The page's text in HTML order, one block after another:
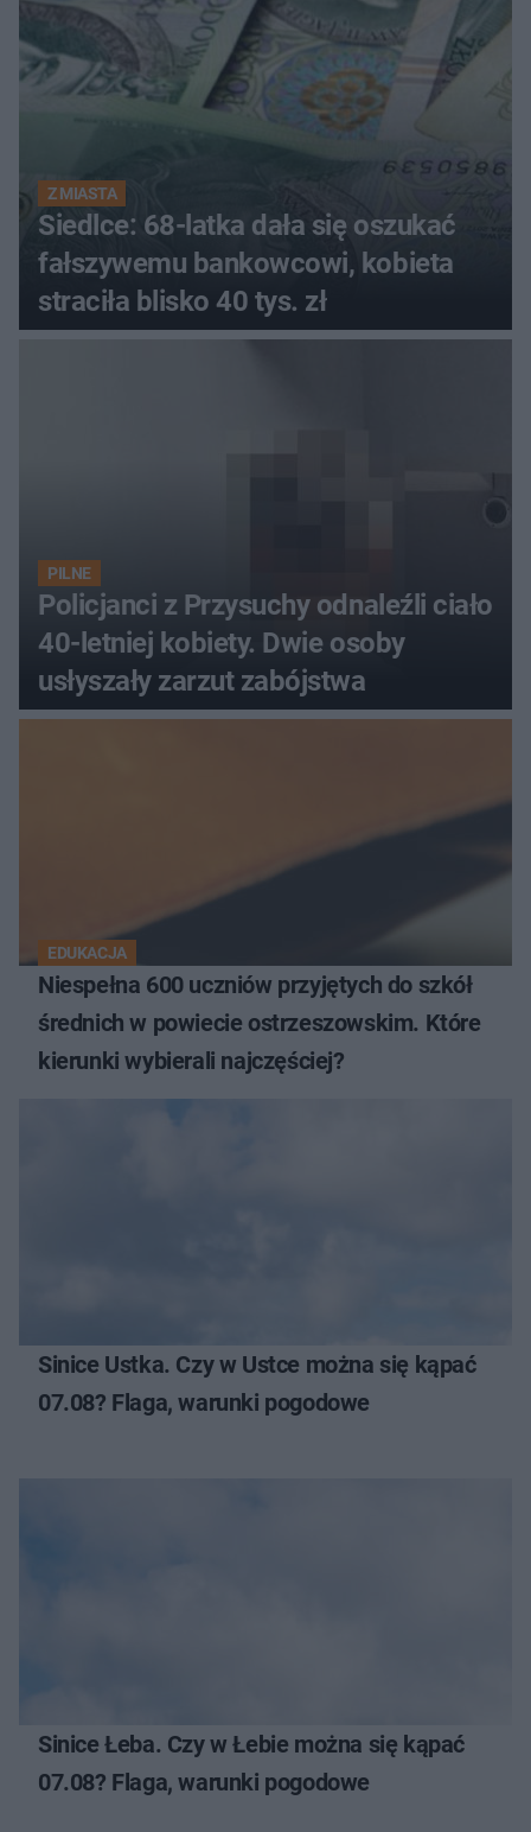
Z MIASTA
Siedlce: 68-latka dała się oszukać
fałszywemu bankowcowi, kobieta
straciła blisko 40 tys. zł
PILNE
Policjanci z Przysuchy odnaleźli ciało
40-letniej kobiety. Dwie osoby
usłyszały zarzut zabójstwa
EDUKACJA
Niespełna 600 uczniów przyjętych do szkół
średnich w powiecie ostrzeszowskim. Które
kierunki wybierali najczęściej?
Sinice Ustka. Czy w Ustce można się kąpać
07.08? Flaga, warunki pogodowe
Sinice Łeba. Czy w Łebie można się kąpać
07.08? Flaga, warunki pogodowe